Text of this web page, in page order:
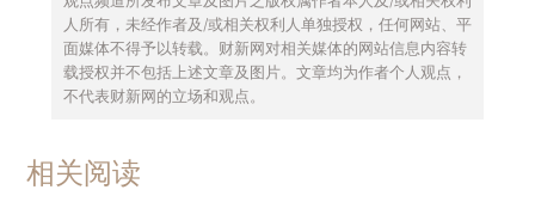
人所有，未经作者及/或相关权利人单独授权，任何网站、平
面媒体不得予以转载。财新网对相关媒体的网站信息内容转
载授权并不包括上述文章及图片。文章均为作者个人观点，
不代表财新网的立场和观点。
相关阅读